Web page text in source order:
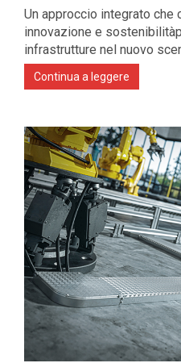
Un approccio integrato
innovazione e
infrastrutture nel nuovo
Continua a leggere